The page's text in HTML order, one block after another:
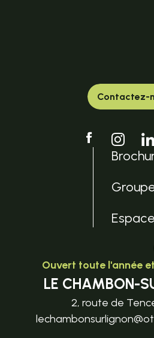
Contactez-
Ouvert toute l'année
LE CHAMBON-
2, route de